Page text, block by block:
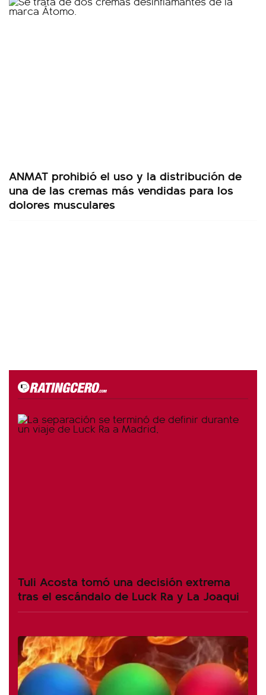
ANMAT prohibió el uso y la distribución de
una de las cremas más vendidas para los
dolores musculares
Tuli Acosta tomó una decisión extrema
tras el escándalo de Luck Ra y La Joaqui